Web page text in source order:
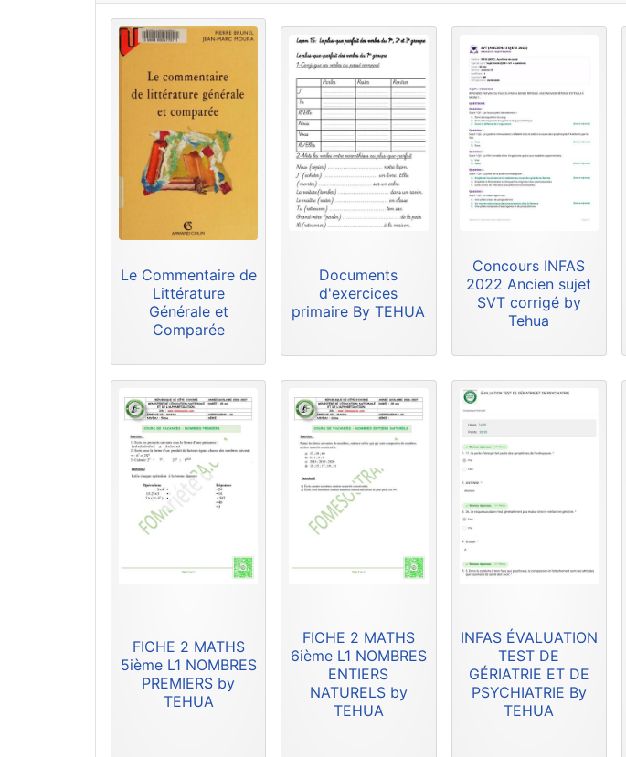
Le Commentaire de
Littérature
Générale et
Comparée
Documents
d'exercices
primaire By TEHUA
Concours INFAS
2022 Ancien sujet
SVT corrigé by
Tehua
FICHE 2 MATHS
5ième L1 NOMBRES
PREMIERS by
TEHUA
FICHE 2 MATHS
6ième L1 NOMBRES
ENTIERS
NATURELS by
TEHUA
INFAS ÉVALUATION
TEST DE
GÉRIATRIE ET DE
PSYCHIATRIE By
TEHUA